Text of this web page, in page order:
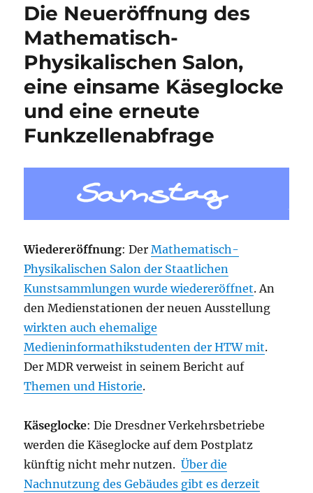
Die Neueröffnung des
Mathematisch-
Physikalischen Salon,
eine einsame Käseglocke
und eine erneute
Funkzellenabfrage
Wiedereröffnung: DerMathematisch-
Physikalischen Salon der Staatlichen
Kunstsammlungen wurde wiedereröffnet. An
den Medienstationen der neuen Ausstellung
wirkten auch ehemalige
Medieninformathikstudenten der HTW mit.
Der MDR verweist in seinem Bericht auf
Themen und Historie.
Käseglocke: Die Dresdner Verkehrsbetriebe
werden die Käseglocke auf dem Postplatz
künftig nicht mehr nutzen.Über die
Nachnutzung des Gebäudes gibt es derzeit